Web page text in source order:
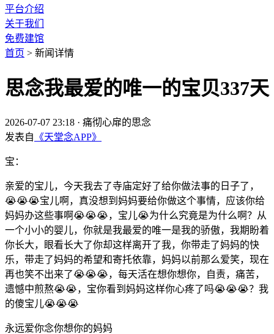
平台介绍
关于我们
免费建馆
首页 > 新闻详情
思念我最爱的唯一的宝贝337天
2026-07-07 23:18 · 痛彻心扉的思念
发表自 《天堂念APP》
宝：
亲爱的宝儿，今天我去了寺庙定好了给你做法事的日子了，
😭😭😭宝儿啊，真没想到妈妈要给你做这个事情，应该你给
妈妈办这些事啊😭😭😭，宝儿😭为什么究竟是为什么啊？从
一个小小的婴儿，你就是我最爱的唯一是我的骄傲，我期盼着
你长大，眼看长大了你却这样离开了我，你带走了妈妈的快
乐，带走了妈妈的希望和寄托依靠，妈妈以前那么爱笑，现在
再也笑不出来了😭😭😭，每天活在想你想你，自责，痛苦，
遗憾中煎熬😭😭，宝你看到妈妈这样你心疼了吗😭😭😭？我
的傻宝儿😭😭😭
永远爱你念你想你的妈妈